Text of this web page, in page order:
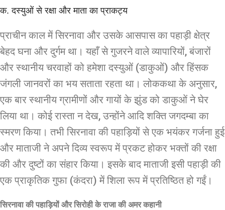
क. दस्युओं से रक्षा और माता का प्राकट्य
प्राचीन काल में सिरनावा और उसके आसपास का पहाड़ी क्षेत्र
बेहद घना और दुर्गम था। यहाँ से गुजरने वाले व्यापारियों, बंजारों
और स्थानीय चरवाहों को हमेशा दस्युओं (डाकुओं) और हिंसक
जंगली जानवरों का भय सताता रहता था। लोककथा के अनुसार,
एक बार स्थानीय ग्रामीणों और गायों के झुंड को डाकुओं ने घेर
लिया था। कोई रास्ता न देख, उन्होंने आदि शक्ति जगदम्बा का
स्मरण किया। तभी सिरनावा की पहाड़ियों से एक भयंकर गर्जना हुई
और माताजी ने अपने दिव्य स्वरूप में प्रकट होकर भक्तों की रक्षा
की और दुष्टों का संहार किया। इसके बाद माताजी इसी पहाड़ी की
एक प्राकृतिक गुफा (कंदरा) में शिला रूप में प्रतिष्ठित हो गईं।
सिरनावा की पहाड़ियों और सिरोही के राजा की अमर कहानी